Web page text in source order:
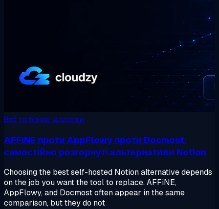
Веб та бізнес-додатки
AFFiNE проти AppFlowy проти Docmost:
самостійно розгорнуті альтернативи Notion
Choosing the best self-hosted Notion alternative depends
on the job you want the tool to replace. AFFiNE,
AppFlowy, and Docmost often appear in the same
comparison, but they do not